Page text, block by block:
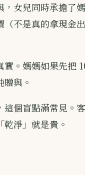
，女兒同時承擔了
（不是真的拿現金
實。媽媽如果先把
與。
這個盲點滿常見。
淨」就是貴。